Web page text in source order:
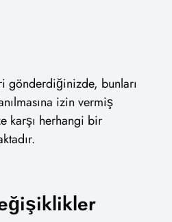
bunları
izin vermiş
karşı herhangi bir